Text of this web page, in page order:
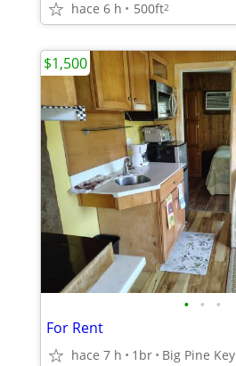
hace 6 h 500ft2
• • •
For Rent
hace 7 h 1br Big Pine Key
$1,500